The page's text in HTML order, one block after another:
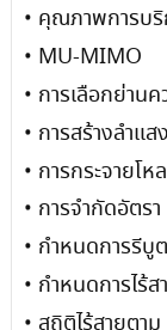
• คุณภาพการบ
• MU-MIMO
• การเลือกย่าน
• การสร้างลำแสง
• การกระจายโห
• การจำกัดอัตรา
• กำหนดการรีบูต
• กำหนดการไร้ส